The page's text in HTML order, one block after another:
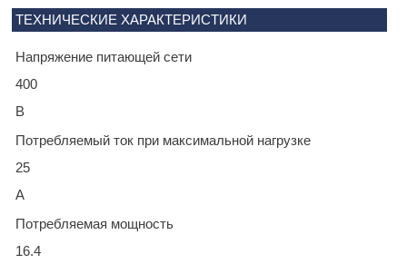
ТЕХНИЧЕСКИЕ ХАРАКТЕРИСТИКИ
Напряжение питающей сети
400
В
Потребляемый ток при максимальной нагрузке
25
А
Потребляемая мощность
16.4